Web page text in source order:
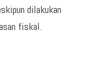
dilakukan
fiskal.